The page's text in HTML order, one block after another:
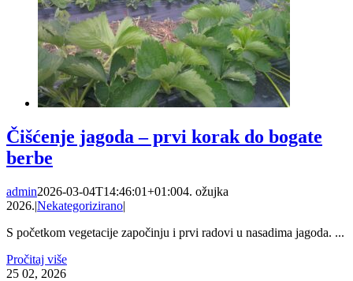
Čišćenje jagoda – prvi korak do bogate
berbe
admin2026-03-04T14:46:01+01:004. ožujka
2026.|Nekategorizirano|
S početkom vegetacije započinju i prvi radovi u nasadima jagoda. ...
Pročitaj više
25 02, 2026